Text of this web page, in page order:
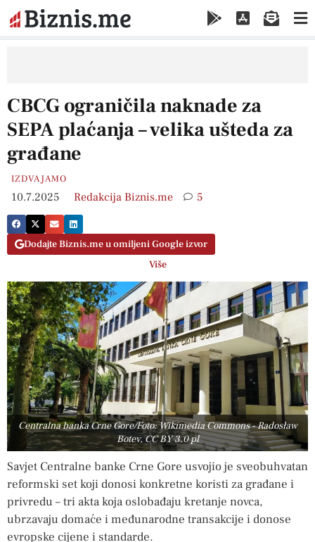
CBCG ograničila naknade za
SEPA plaćanja – velika ušteda za
građane
IZDVAJAMO
10.7.2025 Redakcija Biznis.me 5
Dodajte Biznis.me u omiljeni Google izvor
Više
Centralna banka Crne Gore/Foto: Wikimedia Commons - Radosław
Botev, CC BY 3.0 pl
Savjet Centralne banke Crne Gore usvojio je sveobuhvatan
reformski set koji donosi konkretne koristi za građane i
privredu – tri akta koja oslobađaju kretanje novca,
ubrzavaju domaće i međunarodne transakcije i donose
evropske cijene i standarde.